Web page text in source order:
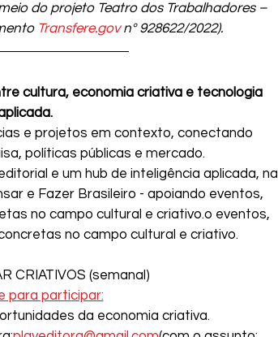
do projeto Teatro dos Trabalhadores –
Transfere.gov nº 928622/2022).
cultura, economia criativa e tecnologia
e projetos em contexto, conectando
políticas públicas e mercado.
e um hub de inteligência aplicada, na
e Fazer Brasileiro - apoiando eventos,
no campo cultural e criativo.o eventos,
no campo cultural e criativo.
CRIATIVOS (semanal)
para participar:
da economia criativa.